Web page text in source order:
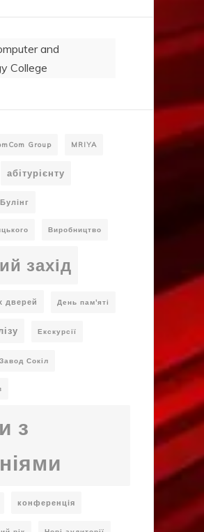
and
College
Group MRIYA
абітурієнту
Булінг
Виробництво
захід
дверей День пам'яті
Екскурсії
Завод Сокіл
з
конференція